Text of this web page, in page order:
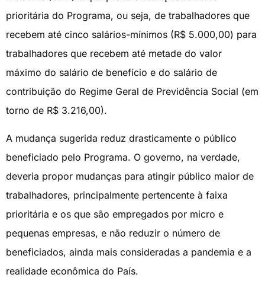
prioritária do Programa, ou seja, de trabalhadores que
recebem até cinco salários-mínimos (R$ 5.000,00) para
trabalhadores que recebem até metade do valor
máximo do salário de benefício e do salário de
contribuição do Regime Geral de Previdência Social (em
torno de R$ 3.216,00).
A mudança sugerida reduz drasticamente o público
beneficiado pelo Programa. O governo, na verdade,
deveria propor mudanças para atingir público maior de
trabalhadores, principalmente pertencente à faixa
prioritária e os que são empregados por micro e
pequenas empresas, e não reduzir o número de
beneficiados, ainda mais consideradas a pandemia e a
realidade econômica do País.